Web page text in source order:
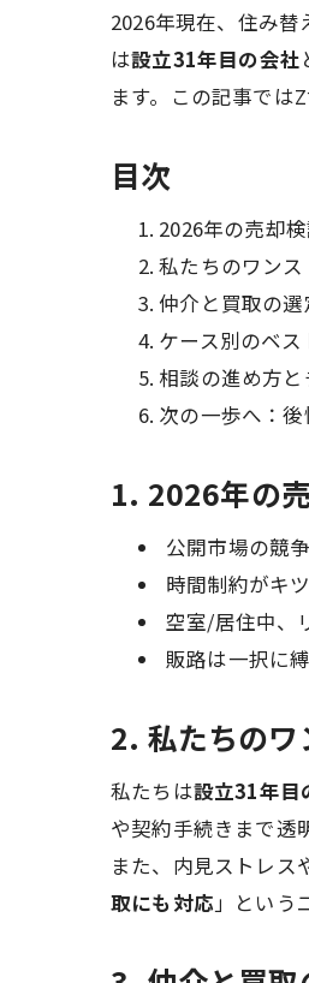
2026年現在、住み
は設立31年目の会社
ます。この記事では
目次
2026年の売却
私たちのワン
仲介と買取の選
ケース別のベ
相談の進め方
次の一歩へ：
1. 2026年の
公開市場の競
時間制約がキ
空室/居住中、
販路は一択に
2. 私たちの
私たちは設立31年目
や契約手続きまで透
また、内見ストレス
取にも対応」という